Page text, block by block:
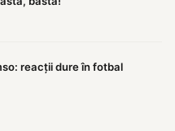
reacții dure în fotbal